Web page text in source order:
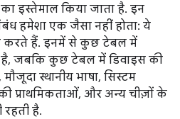
इस्तेमाल किया जाता है. इन
हमेशा एक जैसा नहीं होता: ये
करते हैं. इनमें से कुछ टेबल में
है, जबकि कुछ टेबल में डिवाइस की
स्थानीय भाषा, सिस्टम
प्राथमिकताओं, और अन्य चीज़ों के
है.